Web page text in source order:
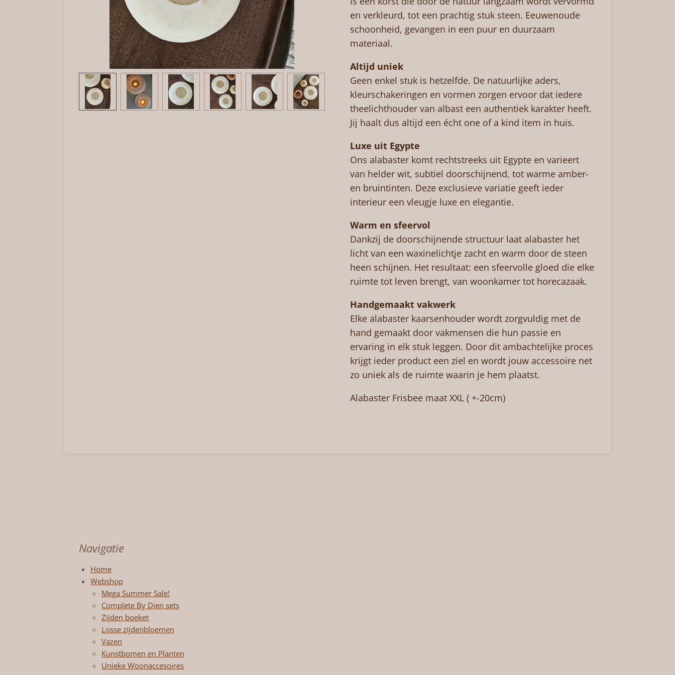
en verkleurd, tot een prachtig stuk steen. Eeuwenoude
schoonheid, gevangen in een puur en duurzaam
materiaal.
Altijd uniek
Geen enkel stuk is hetzelfde. De natuurlijke aders,
kleurschakeringen en vormen zorgen ervoor dat iedere
theelichthouder van albast een authentiek karakter heeft.
Jij haalt dus altijd een écht one of a kind item in huis.
Luxe uit Egypte
Ons alabaster komt rechtstreeks uit Egypte en varieert
van helder wit, subtiel doorschijnend, tot warme amber-
en bruintinten. Deze exclusieve variatie geeft ieder
interieur een vleugje luxe en elegantie.
Warm en sfeervol
Dankzij de doorschijnende structuur laat alabaster het
licht van een waxinelichtje zacht en warm door de steen
heen schijnen. Het resultaat: een sfeervolle gloed die elke
ruimte tot leven brengt, van woonkamer tot horecazaak.
Handgemaakt vakwerk
Elke alabaster kaarsenhouder wordt zorgvuldig met de
hand gemaakt door vakmensen die hun passie en
ervaring in elk stuk leggen. Door dit ambachtelijke proces
krijgt ieder product een ziel en wordt jouw accessoire net
zo uniek als de ruimte waarin je hem plaatst.
Alabaster Frisbee maat XXL ( +-20cm)
Navigatie
Home
Webshop
Mega Summer Sale!
Complete By Dien sets
Zijden boeket
Losse zijdenbloemen
Vazen
Kunstbomen en Planten
Unieke Woonaccesoires